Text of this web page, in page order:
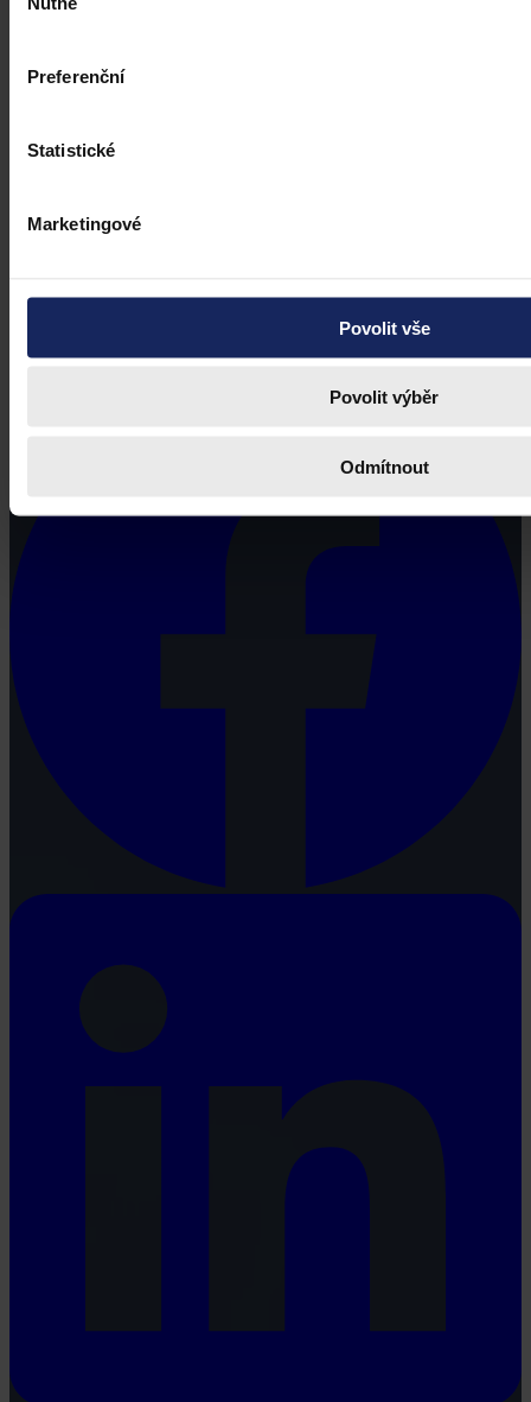
souhlasu
Preferenční
Statistické
Marketingové
Povolit vše
Povolit výběr
Odmítnout
Právní portál, jehož cílovou skupinou jsou nejenom právní
profesionálové a zástupci právnických profesí, ale všichni, kteří